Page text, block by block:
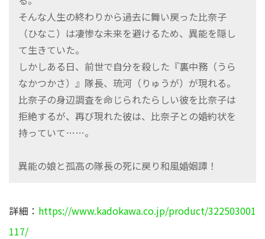
そんな人生の終わりから過去に舞い戻った比奈子
（ひなこ）は凄惨な未来を避けるため、異能を隠し
て生きていた。
しかしある日、前世で自分を殺した『裏中務（うら
なかつかさ）』隊長、琉河（りゅうが）が現れる。
比奈子の身辺調査を命じられたらしい彼を比奈子は
拒絶するが、再び現れた彼は、比奈子との婚約状を
持っていて……。
異能の娘と孤高の隊長の死に戻り和風婚姻譚！
詳細： https://www.kadokawa.co.jp/product/322503001
117/